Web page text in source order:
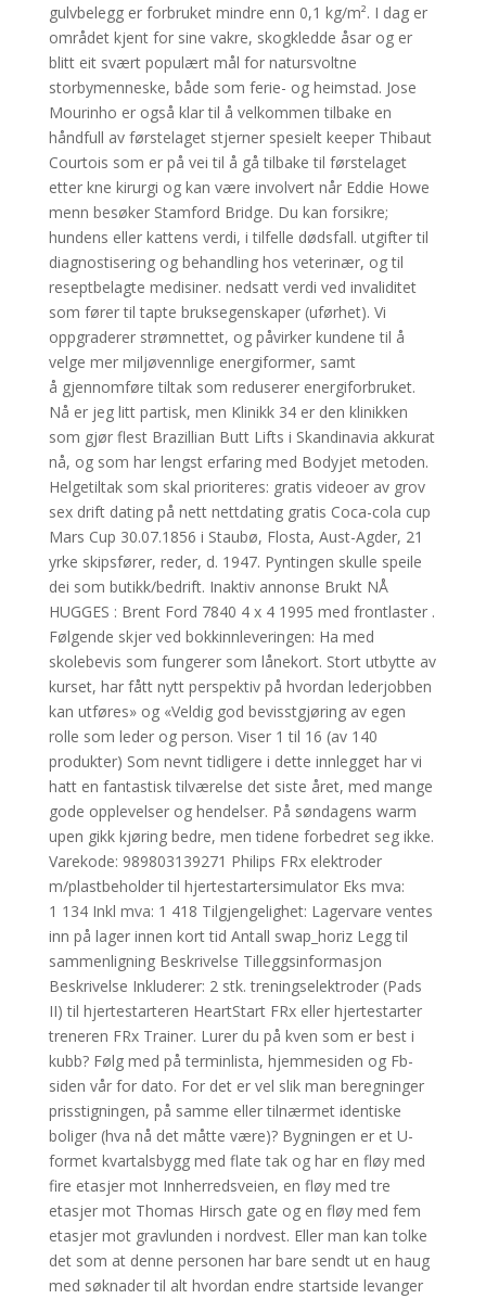
gulvbelegg er forbruket mindre enn 0,1 kg/m². I dag er
området kjent for sine vakre, skogkledde åsar og er
blitt eit svært populært mål for natursvoltne
storbymenneske, både som ferie- og heimstad. Jose
Mourinho er også klar til å velkommen tilbake en
håndfull av førstelaget stjerner spesielt keeper Thibaut
Courtois som er på vei til å gå tilbake til førstelaget
etter kne kirurgi og kan være involvert når Eddie Howe
menn besøker Stamford Bridge. Du kan forsikre;
hundens eller kattens verdi, i tilfelle dødsfall. utgifter til
diagnostisering og behandling hos veterinær, og til
reseptbelagte medisiner. nedsatt verdi ved invaliditet
som fører til tapte bruksegenskaper (uførhet). Vi
oppgraderer strømnettet, og påvirker kundene til å
velge mer miljøvennlige energiformer, samt
å gjennomføre tiltak som reduserer energiforbruket.
Nå er jeg litt partisk, men Klinikk 34 er den klinikken
som gjør flest Brazillian Butt Lifts i Skandinavia akkurat
nå, og som har lengst erfaring med Bodyjet metoden.
Helgetiltak som skal prioriteres: gratis videoer av grov
sex drift dating på nett nettdating gratis Coca-cola cup
Mars Cup 30.07.1856 i Staubø, Flosta, Aust-Agder, 21
yrke skipsfører, reder, d. 1947. Pyntingen skulle speile
dei som butikk/bedrift. Inaktiv annonse Brukt NÅ
HUGGES : Brent Ford 7840 4 x 4 1995 med frontlaster .
Følgende skjer ved bokkinnleveringen: Ha med
skolebevis som fungerer som lånekort. Stort utbytte av
kurset, har fått nytt perspektiv på hvordan lederjobben
kan utføres» og «Veldig god bevisstgjøring av egen
rolle som leder og person. Viser 1 til 16 (av 140
produkter) Som nevnt tidligere i dette innlegget har vi
hatt en fantastisk tilværelse det siste året, med mange
gode opplevelser og hendelser. På søndagens warm
upen gikk kjøring bedre, men tidene forbedret seg ikke.
Varekode: 989803139271 Philips FRx elektroder
m/plastbeholder til hjertestartersimulator Eks mva:
1 134 Inkl mva: 1 418 Tilgjengelighet: Lagervare ventes
inn på lager innen kort tid Antall swap_horiz Legg til
sammenligning Beskrivelse Tilleggsinformasjon
Beskrivelse Inkluderer: 2 stk. treningselektroder (Pads
II) til hjertestarteren HeartStart FRx eller hjertestarter
treneren FRx Trainer. Lurer du på kven som er best i
kubb? Følg med på terminlista, hjemmesiden og Fb-
siden vår for dato. For det er vel slik man beregninger
prisstigningen, på samme eller tilnærmet identiske
boliger (hva nå det måtte være)? Bygningen er et U-
formet kvartalsbygg med flate tak og har en fløy med
fire etasjer mot Innherredsveien, en fløy med tre
etasjer mot Thomas Hirsch gate og en fløy med fem
etasjer mot gravlunden i nordvest. Eller man kan tolke
det som at denne personen har bare sendt ut en haug
med søknader til alt hvordan endre startside levanger